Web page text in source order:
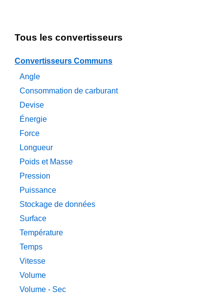
Tous les convertisseurs
Convertisseurs Communs
Angle
Consommation de carburant
Devise
Énergie
Force
Longueur
Poids et Masse
Pression
Puissance
Stockage de données
Surface
Température
Temps
Vitesse
Volume
Volume - Sec